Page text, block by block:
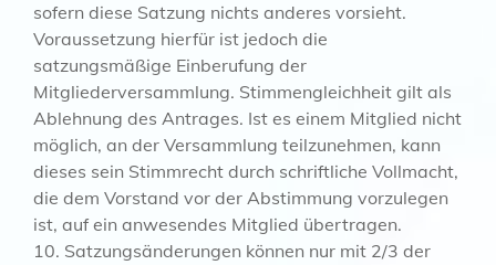
sofern diese Satzung nichts anderes vorsieht.
Voraussetzung hierfür ist jedoch die
satzungsmäßige Einberufung der
Mitgliederversammlung. Stimmengleichheit gilt als
Ablehnung des Antrages. Ist es einem Mitglied nicht
möglich, an der Versammlung teilzunehmen, kann
dieses sein Stimmrecht durch schriftliche Vollmacht,
die dem Vorstand vor der Abstimmung vorzulegen
ist, auf ein anwesendes Mitglied übertragen.
10. Satzungsänderungen können nur mit 2/3 der